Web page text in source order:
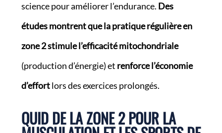
science pour améliorer l’endurance. Des
études montrent que la pratique régulière en
zone 2 stimule l’efficacité mitochondriale
(production d’énergie) et renforce l’économie
d’effortlors des exercices prolongés.
QUID DE LA ZONE 2 POUR LA